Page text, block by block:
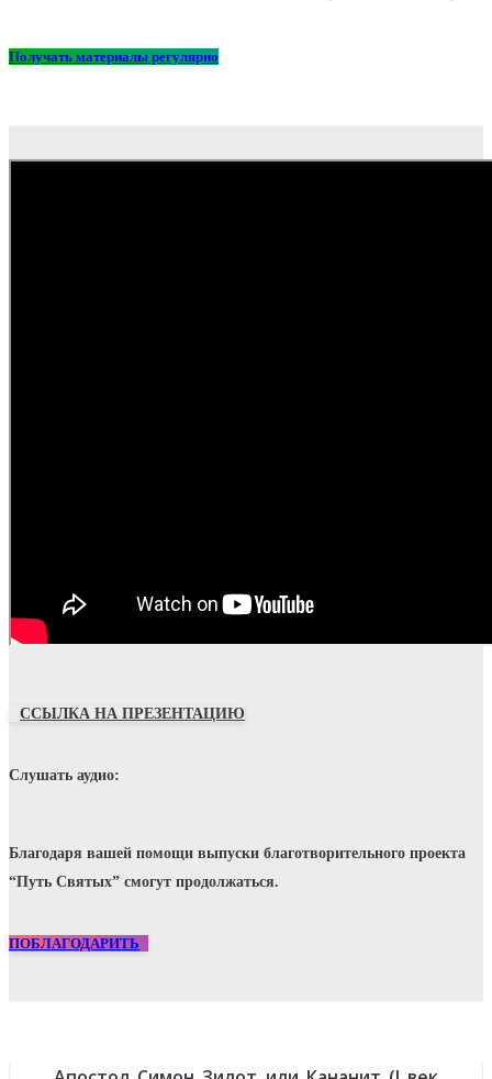
Получать материалы регулярно
ССЫЛКА НА ПРЕЗЕНТАЦИЮ
Слушать аудио:
Благодаря вашей помощи выпуски благотворительного проекта
“Путь Святых” смогут продолжаться.
ПОБЛАГОДАРИТЬ